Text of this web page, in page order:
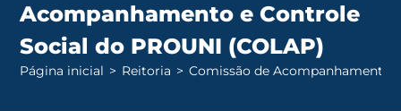
Acompanhamento e Controle
Social do PROUNI (COLAP)
Página inicial > Reitoria > Comissão de Acompanhamento